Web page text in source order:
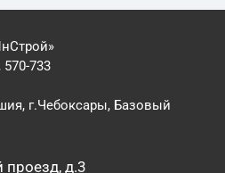
570-733
г.Чебоксары, Базовый
проезд, д.3